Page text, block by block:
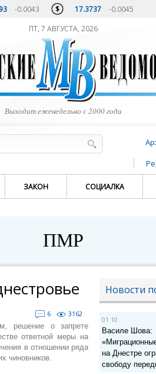
-0.0043 17.3737 -0.0045
ПТ, 7 АВГУСТА, 2026
Выходит еженедельно с 2000 года
ЗАКОН СОЦИАЛКА
ПМР
6
3162
решение о запрете
ответной меры на
в отношении ряда
чиновников.
Новости
01.10
Василе Шова:
на Днестре
свободу